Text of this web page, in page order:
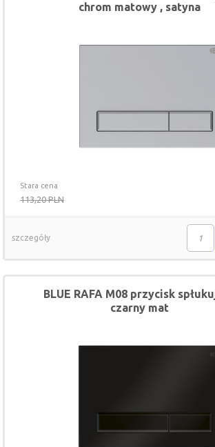
Stara cena
113,20 PLN
chrom matowy , satyna
szczegóły
BLUE RAFA M08 przycisk
czarny mat